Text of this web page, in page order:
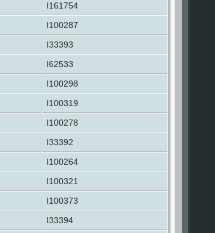
I161754
I100287
I33393
I62533
I100298
I100319
I100278
I33392
I100264
I100321
I100373
I33394